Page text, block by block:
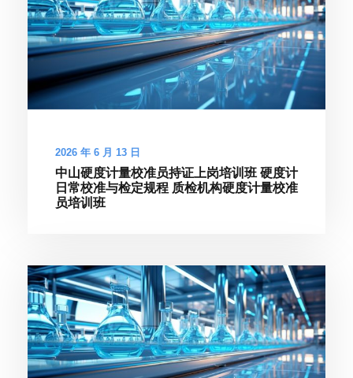
2026 年 6 月 13 日
中山硬度计量校准员持证上岗培训班 硬度计
日常校准与检定规程 质检机构硬度计量校准
员培训班